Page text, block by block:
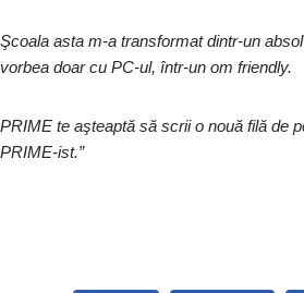
Şcoala asta m-a transformat dintr-un
vorbea doar cu PC-ul, într-un om friendly.
PRIME te aşteaptă să scrii o nouă filă de
PRIME-ist.”